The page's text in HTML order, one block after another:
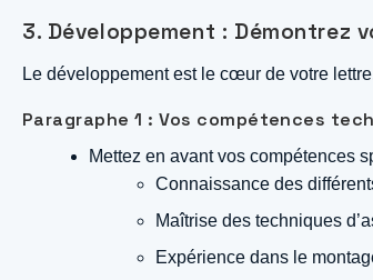
3. Développement : Démontrez
Le développement est le cœur de votre
Paragraphe 1 : Vos compétences
Mettez en avant vos compétences
Connaissance des
Maîtrise des techniques
Expérience dans le